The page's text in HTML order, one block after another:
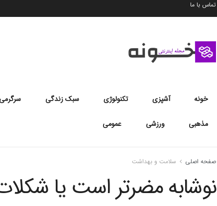
تماس با ما
خونه آشپزی تکنولوژی سبک زندگی سرگرمی
مذهبی ورزشی عمومی
صفحه اصلی سلامت و بهداشت
نوشابه مضرتر است یا